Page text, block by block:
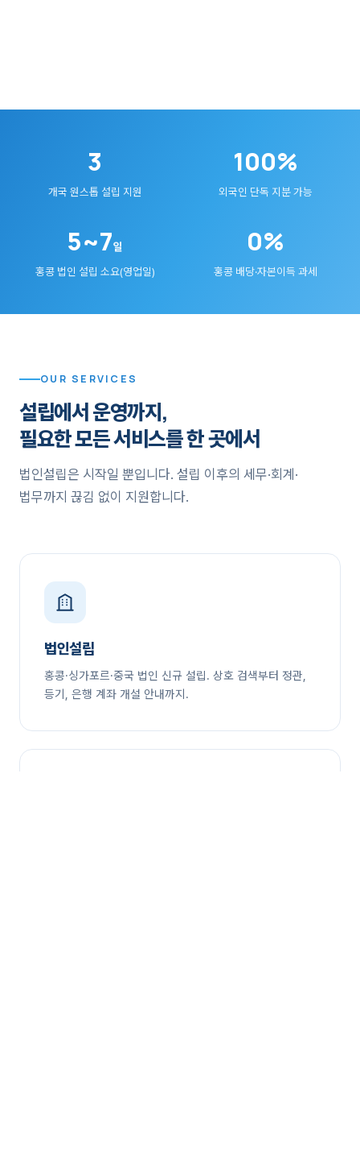
3
개국 원스톱 설립 지원
100%
외국인 단독 지분 가능
5~7일
홍콩 법인 설립 소요(영업일)
0%
홍콩 배당·자본이득 과세
OUR SERVICES
설립에서 운영까지,
필요한 모든 서비스를 한 곳에서
법인설립은 시작일 뿐입니다. 설립 이후의 세무·회계·
법무까지 끊김 없이 지원합니다.
법인설립
홍콩·싱가포르·중국 법인 신규 설립. 상호 검색부터 정관,
등기, 은행 계좌 개설 안내까지.